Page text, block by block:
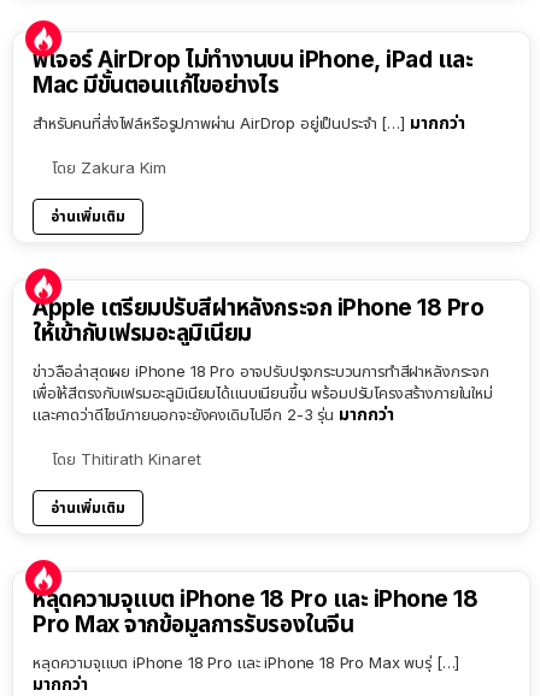
ฟีเจอร์ AirDrop ไม่ทำงานบน iPhone, iPad และ
Mac มีขั้นตอนแก้ไขอย่างไร
สำหรับคนที่ส่งไฟล์หรือรูปภาพผ่าน AirDrop อยู่เป็นประจำ […] มากกว่า
โดย Zakura Kim
อ่านเพิ่มเติม
Apple เตรียมปรับสีฝาหลังกระจก iPhone 18 Pro
ให้เข้ากับเฟรมอะลูมิเนียม
ข่าวลือล่าสุดเผย iPhone 18 Pro อาจปรับปรุงกระบวนการทำสีฝาหลังกระจก
เพื่อให้สีตรงกับเฟรมอะลูมิเนียมได้แนบเนียนขึ้น พร้อมปรับโครงสร้างภายในใหม่
และคาดว่าดีไซน์ภายนอกจะยังคงเดิมไปอีก 2-3 รุ่น มากกว่า
โดย Thitirath Kinaret
อ่านเพิ่มเติม
หลุดความจุแบต iPhone 18 Pro และ iPhone 18
Pro Max จากข้อมูลการรับรองในจีน
หลุดความจุแบต iPhone 18 Pro และ iPhone 18 Pro Max พบรุ่ […]
มากกว่า